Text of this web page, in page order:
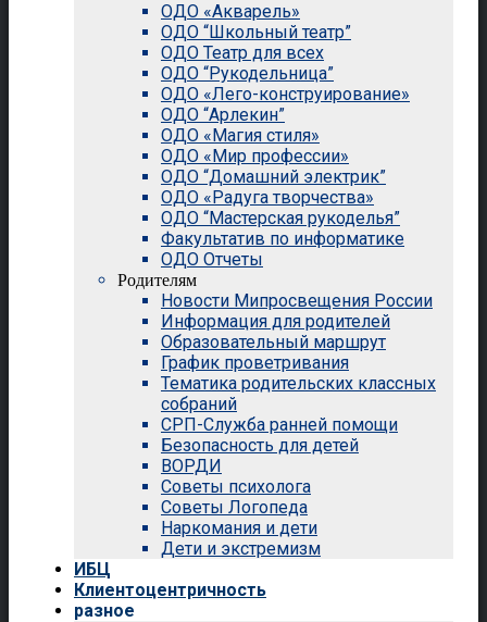
ОДО «Акварель»
ОДО “Школьный театр”
ОДО Театр для всех
ОДО “Рукодельница”
ОДО «Лего-конструирование»
ОДО “Арлекин”
ОДО «Магия стиля»
ОДО «Мир профессии»
ОДО “Домашний электрик”
ОДО «Радуга творчества»
ОДО “Мастерская рукоделья”
Факультатив по информатике
ОДО Отчеты
Родителям
Новости Мипросвещения России
Информация для родителей
Образовательный маршрут
График проветривания
Тематика родительских классных
собраний
СРП-Служба ранней помощи
Безопасность для детей
ВОРДИ
Советы психолога
Советы Логопеда
Наркомания и дети
Дети и экстремизм
ИБЦ
Клиентоцентричность
разное